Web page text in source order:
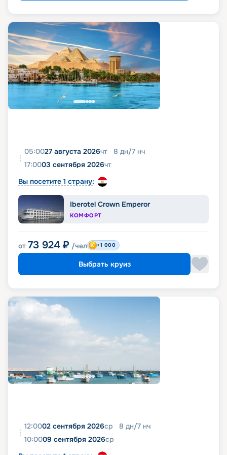
05:0027 августа 2026чт 8 дн/7 нч
17:0003 сентября 2026чт
Вы посетите 1 страну:
Iberotel Crown Emperor
КОМФОРТ
от 73 924 ₽ /чел +1 000
Выбрать круиз
12:0002 сентября 2026ср 8 дн/7 нч
10:0009 сентября 2026ср